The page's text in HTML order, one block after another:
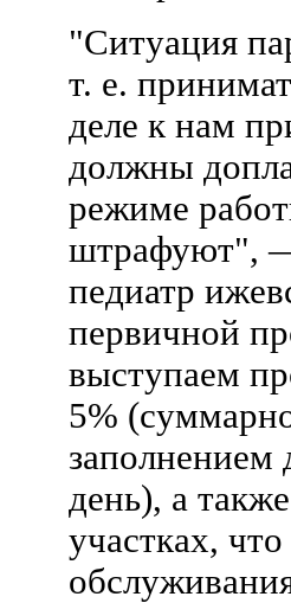
"Ситуация
т. е.
деле к нам
должны
режиме
штрафуют", —
педиатр
первичной
выступаем
5%
заполнением
день), а
участках,